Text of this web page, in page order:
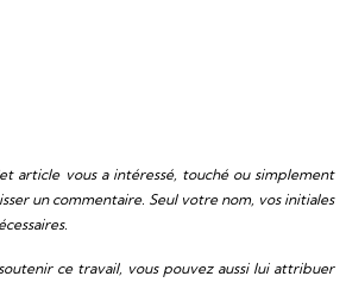
article vous a intéressé, touché ou simplement
un commentaire. Seul votre nom, vos initiales
ce travail, vous pouvez aussi lui attribuer